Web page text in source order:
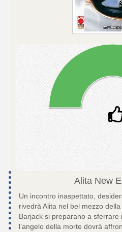
Alita New
Un incontro inaspettato,
rivedrà Alita nel bel mezzo
Barjack si preparano a sferrare
l’angelo della morte dovrà